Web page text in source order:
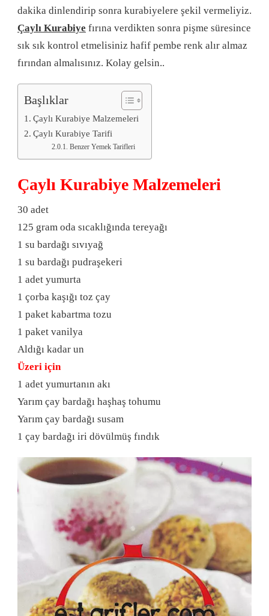
dakika dinlendirip sonra kurabiyelere şekil vermeliyiz.
Çaylı Kurabiye fırına verdikten sonra pişme süresince
sık sık kontrol etmelisiniz hafif pembe renk alır almaz
fırından almalısınız. Kolay gelsin..
Başlıklar
Çaylı Kurabiye Malzemeleri
Çaylı Kurabiye Tarifi
Benzer Yemek Tarifleri
Çaylı Kurabiye Malzemeleri
30 adet
125 gram oda sıcaklığında tereyağı
1 su bardağı sıvıyağ
1 su bardağı pudraşekeri
1 adet yumurta
1 çorba kaşığı toz çay
1 paket kabartma tozu
1 paket vanilya
Aldığı kadar un
Üzeri için
1 adet yumurtanın akı
Yarım çay bardağı haşhaş tohumu
Yarım çay bardağı susam
1 çay bardağı iri dövülmüş fındık